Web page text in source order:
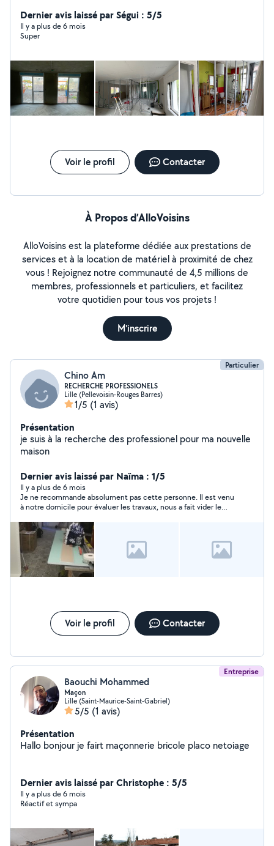
Dernier avis laissé par Ségui : 5/5
Il y a plus de 6 mois
Super
Voir le profil Contacter
À Propos d’AlloVoisins
AlloVoisins est la plateforme dédiée aux prestations de
services et à la location de matériel à proximité de chez
vous ! Rejoignez notre communauté de 4,5 millions de
membres, professionnels et particuliers, et facilitez
votre quotidien pour tous vos projets !
M'inscrire
Particulier
Chino Am
RECHERCHE PROFESSIONELS
Lille (Pellevoisin-Rouges Barres)
1/5 (1 avis)
Présentation
je suis à la recherche des professionel pour ma nouvelle
maison
Dernier avis laissé par Naïma : 1/5
Il y a plus de 6 mois
Je ne recommande absolument pas cette personne. Il est venu
à notre domicile pour évaluer les travaux, nous a fait vider le
sol pour préparer et avancer sur la pose du carrelage qu'il devait
faire du lendemain, une heure avant le rdv il nous a confirmé
qu'il venait, puis plus rien ! Il ne s'est jamais présenté, a bloqué
nos numéros et nous a laissé en plan avec la moitié de tout ce
qu'il y avait dans notre garage dans le salon et l'autre moitié
dans le jardin sous la pluie. Personne absolument pas sérieuse
Voir le profil Contacter
Entreprise
Baouchi Mohammed
Maçon
Lille (Saint-Maurice-Saint-Gabriel)
5/5 (1 avis)
Présentation
Hallo bonjour je fairt maçonnerie bricole placo netoiage
Dernier avis laissé par Christophe : 5/5
Il y a plus de 6 mois
Réactif et sympa